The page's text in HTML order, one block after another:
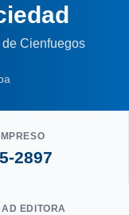
Cienfuegos
2897
EDITORA